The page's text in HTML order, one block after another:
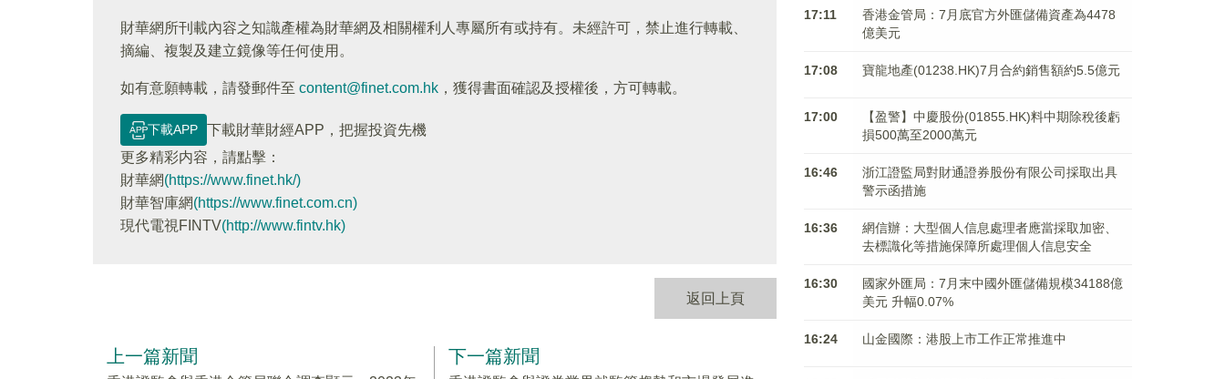
財華網所刊載內容之知識產權為財華網及相關權利人專屬所有或持有。未經許可，禁止進行轉載、
摘編、複製及建立鏡像等任何使用。
如有意願轉載，請發郵件至 content@finet.com.hk ，獲得書面確認及授權後，方可轉載。
下載APP
下載財華財經APP，把握投資先機
更多精彩内容，請點擊：
財華網(https://www.finet.hk/)
財華智庫網(https://www.finet.com.cn)
現代電視FINTV(http://www.fintv.hk)
返回上頁
上一篇新聞 下一篇新聞
17:11
香港金管局：7月底官方外匯儲備資產為4478
億美元
17:08 寶龍地產(01238.HK)7月合約銷售額約5.5億元
17:00
【盈警】中慶股份(01855.HK)料中期除稅後虧
損500萬至2000萬元
16:46
浙江證監局對財通證券股份有限公司採取出具
警示函措施
16:36
網信辦：大型個人信息處理者應當採取加密、
去標識化等措施保障所處理個人信息安全
16:30
國家外匯局：7月末中國外匯儲備規模34188億
美元 升幅0.07%
16:24 山金國際：港股上市工作正常推進中